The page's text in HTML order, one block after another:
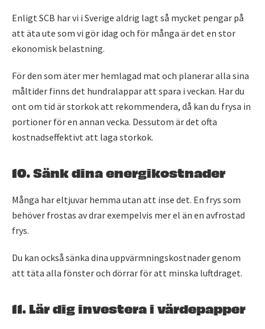
Enligt SCB har vi i Sverige aldrig lagt så mycket pengar på
att äta ute som vi gör idag och för många är det en stor
ekonomisk belastning.
För den som äter mer hemlagad mat och planerar alla sina
måltider finns det hundralappar att spara i veckan. Har du
ont om tid är storkok att rekommendera, då kan du frysa in
portioner för en annan vecka. Dessutom är det ofta
kostnadseffektivt att laga storkok.
10. Sänk dina energikostnader
Många har eltjuvar hemma utan att inse det. En frys som
behöver frostas av drar exempelvis mer el än en avfrostad
frys.
Du kan också sänka dina uppvärmningskostnader genom
att täta alla fönster och dörrar för att minska luftdraget.
11. Lär dig investera i värdepapper